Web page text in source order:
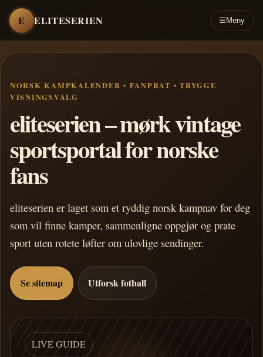
E ELITESERIEN ☰ Meny
NORSK KAMPKALENDER • FANPRAT • TRYGGE
VISNINGSVALG
eliteserien – mørk vintage
sportsportal for norske
fans
eliteserien er laget som et ryddig norsk kampnav for deg
som vil finne kamper, sammenligne oppgjør og prate
sport uten rotete løfter om ulovlige sendinger.
Se sitemap Utforsk fotball
LIVE GUIDE